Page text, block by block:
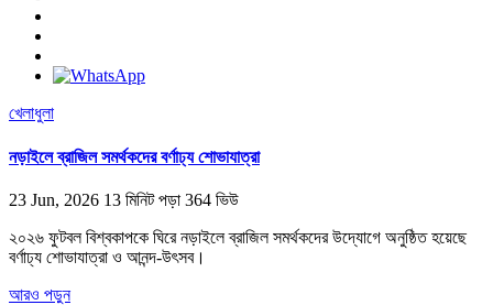
খেলাধুলা
নড়াইলে ব্রাজিল সমর্থকদের বর্ণাঢ্য শোভাযাত্রা
23 Jun, 2026 13 মিনিট পড়া 364 ভিউ
২০২৬ ফুটবল বিশ্বকাপকে ঘিরে নড়াইলে ব্রাজিল সমর্থকদের উদ্যোগে অনুষ্ঠিত হয়েছে
বর্ণাঢ্য শোভাযাত্রা ও আনন্দ-উৎসব।
আরও পড়ুন